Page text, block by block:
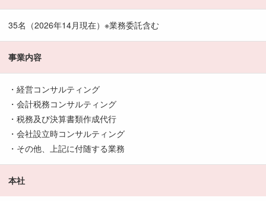
35名（2026年14月現在）※業務委託含む
事業内容
・経営コンサルティング
・会計税務コンサルティング
・税務及び決算書類作成代行
・会社設立時コンサルティング
・その他、上記に付随する業務
本社